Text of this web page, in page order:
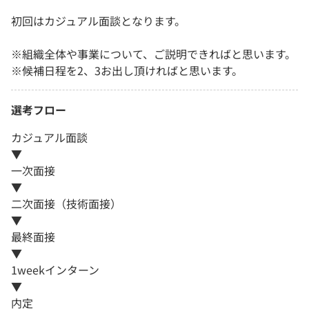
初回はカジュアル面談となります。
※組織全体や事業について、ご説明できればと思います。
※候補日程を2、3お出し頂ければと思います。
選考フロー
カジュアル面談
▼
一次面接
▼
二次面接（技術面接）
▼
最終面接
▼
1weekインターン
▼
内定